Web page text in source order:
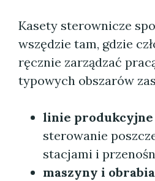
Kasety sterownicze
wszędzie tam, gdzie
ręcznie zarządzać
typowych obszarów
linie produkcyjne
sterowanie
stacjami i
maszyny i